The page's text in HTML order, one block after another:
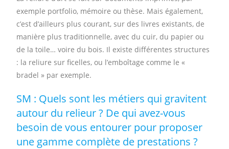
exemple portfolio, mémoire ou thèse. Mais également,
c’est d’ailleurs plus courant, sur des livres existants, de
manière plus traditionnelle, avec du cuir, du papier ou
de la toile… voire du bois. Il existe différentes structures
: la reliure sur ficelles, ou l’emboîtage comme le «
bradel » par exemple.
SM : Quels sont les métiers qui gravitent
autour du relieur ? De qui avez-vous
besoin de vous entourer pour proposer
une gamme complète de prestations ?